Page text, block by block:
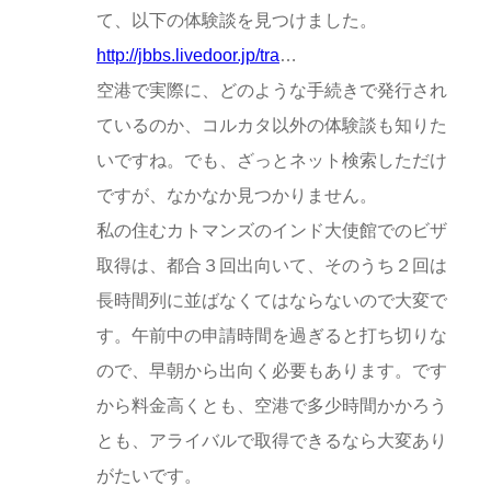
て、以下の体験談を見つけました。
http://jbbs.livedoor.jp/tra
空港で実際に、どのような手続きで発行され
ているのか、コルカタ以外の体験談も知りた
いですね。でも、ざっとネット検索しただけ
ですが、なかなか見つかりません。
私の住むカトマンズのインド大使館でのビザ
取得は、都合３回出向いて、そのうち２回は
長時間列に並ばなくてはならないので大変で
す。午前中の申請時間を過ぎると打ち切りな
ので、早朝から出向く必要もあります。です
から料金高くとも、空港で多少時間かかろう
とも、アライバルで取得できるなら大変あり
がたいです。